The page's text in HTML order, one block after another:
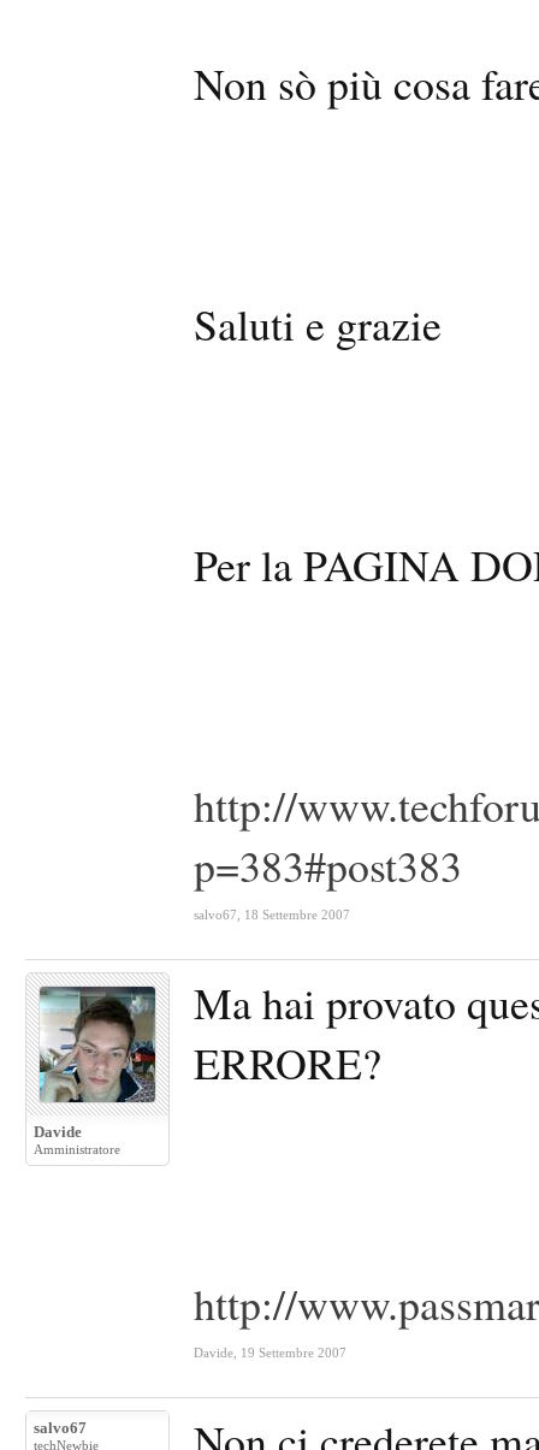
Non sò più cosa
Saluti e grazie
Per la PAGINA
http://
p=383#post383
salvo67 18 Settembre 2007
Davide
Amministratore
Ma hai provato
ERRORE?
http://
Davide 19 Settembre 2007
salvo67
techNewbie